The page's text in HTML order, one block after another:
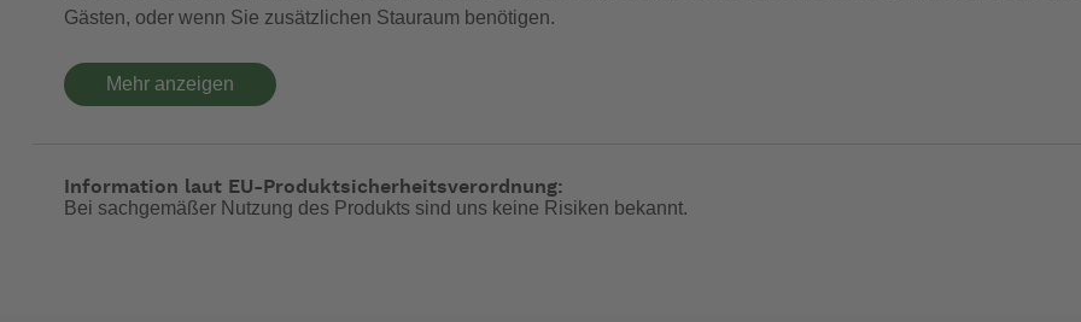
Gästen, oder wenn Sie zusätzlichen Stauraum benötigen.
Eigenschaften
Tageslichtabschirmung, Softtouch-Vorhänge und eine langlebige, leicht gleitende Schiene
Mehr anzeigen
Information laut EU-Produktsicherheitsverordnung:
Bei sachgemäßer Nutzung des Produkts sind uns keine Risiken bekannt.